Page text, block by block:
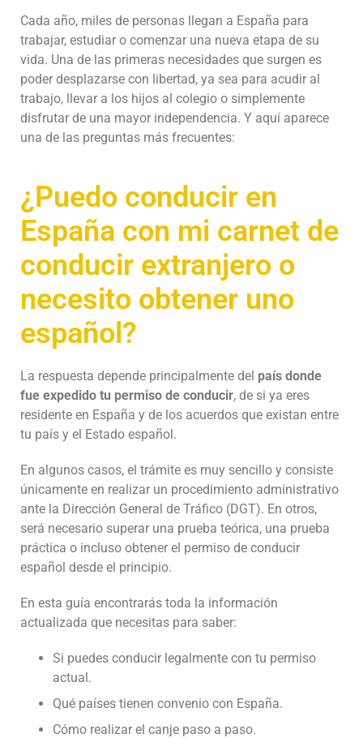
Cada año, miles de personas llegan a España para
trabajar, estudiar o comenzar una nueva etapa de su
vida. Una de las primeras necesidades que surgen es
poder desplazarse con libertad, ya sea para acudir al
trabajo, llevar a los hijos al colegio o simplemente
disfrutar de una mayor independencia. Y aquí aparece
una de las preguntas más frecuentes:
¿Puedo conducir en
España con mi carnet de
conducir extranjero o
necesito obtener uno
español?
La respuesta depende principalmente del país donde
fue expedido tu permiso de conducir, de si ya eres
residente en España y de los acuerdos que existan entre
tu país y el Estado español.
En algunos casos, el trámite es muy sencillo y consiste
únicamente en realizar un procedimiento administrativo
ante la Dirección General de Tráfico (DGT). En otros,
será necesario superar una prueba teórica, una prueba
práctica o incluso obtener el permiso de conducir
español desde el principio.
En esta guía encontrarás toda la información
actualizada que necesitas para saber:
Si puedes conducir legalmente con tu permiso
actual.
Qué países tienen convenio con España.
Cómo realizar el canje paso a paso.